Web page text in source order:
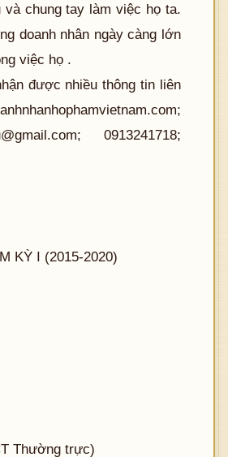
chung tay làm việc họ ta.
doanh nhân ngày càng lớn
việc họ .
được nhiều thông tin liên
; 0913241718;
KỲ I (2015-2020)
Thường trực)